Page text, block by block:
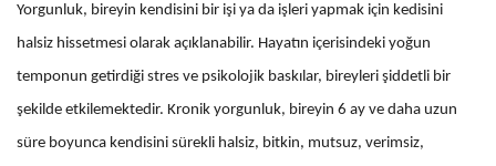
Yorgunluk, bireyin kendisini bir işi ya da işleri yapmak için kedisini
halsiz hissetmesi olarak açıklanabilir. Hayatın içerisindeki yoğun
temponun getirdiği stres ve psikolojik baskılar, bireyleri şiddetli bir
şekilde etkilemektedir. Kronik yorgunluk, bireyin 6 ay ve daha uzun
süre boyunca kendisini sürekli halsiz, bitkin, mutsuz, verimsiz,